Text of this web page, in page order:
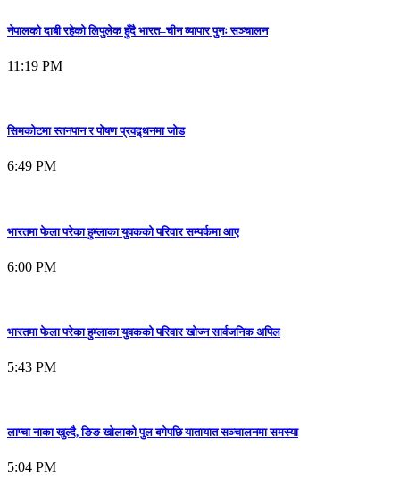
नेपालको दाबी रहेको लिपुलेक हुँदै भारत–चीन व्यापार पुनः सञ्चालन
11:19 PM
सिमकोटमा स्तनपान र पोषण प्रवद्र्धनमा जोड
6:49 PM
भारतमा फेला परेका हुम्लाका युवकको परिवार सम्पर्कमा आए
6:00 PM
भारतमा फेला परेका हुम्लाका युवकको परिवार खोज्न सार्वजनिक अपिल
5:43 PM
लाप्चा नाका खुल्दै, ङिङ खोलाको पुल बगेपछि यातायात सञ्चालनमा समस्या
5:04 PM